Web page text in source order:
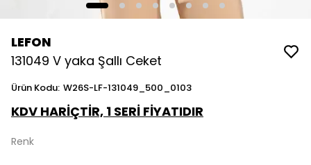
LEFON
131049 V yaka Şallı Ceket
Ürün Kodu: W26S-LF-131049_500_0103
KDV HARİÇTİR, 1 SERİ FİYATIDIR
Renk